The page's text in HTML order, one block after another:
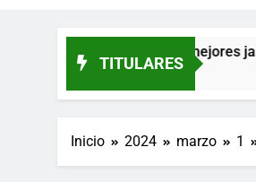
TITULARES
a los mejores jamones 2026
Inicio 2024 marzo 1